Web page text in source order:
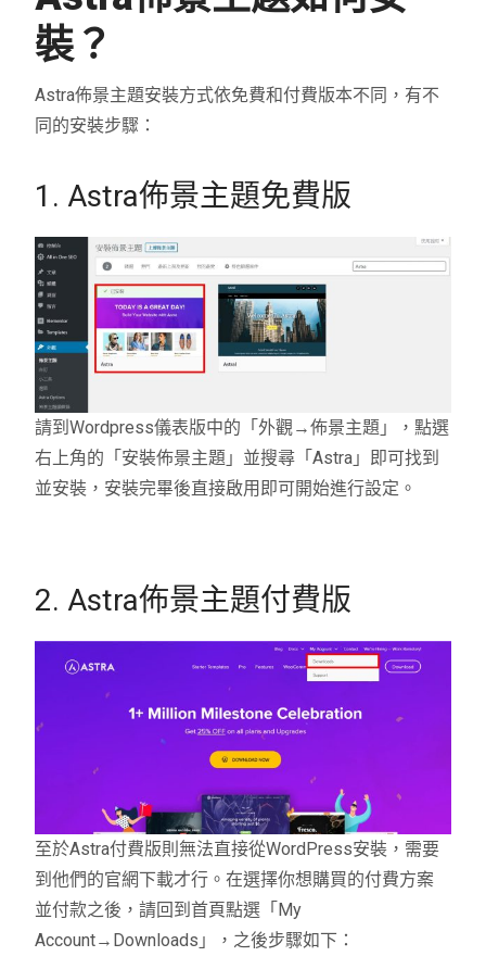
功能
無限制的網站使用
一對一
裝？
Astra佈景主題安裝方式依免費和付費版本不同，有不
同的安裝步驟：
1. Astra佈景主題免費版
請到Wordpress儀表版中的「外觀→佈景主題」，點選
右上角的「安裝佈景主題」並搜尋「Astra」即可找到
並安裝，安裝完畢後直接啟用即可開始進行設定。
2. Astra佈景主題付費版
至於Astra付費版則無法直接從WordPress安裝，需要
到他們的官網下載才行。在選擇你想購買的付費方案
並付款之後，請回到首頁點選「My
Account→Downloads」，之後步驟如下：